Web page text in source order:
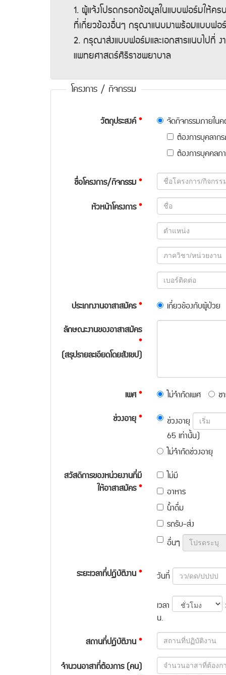
1. ผู้แจ้งโปรดกรอกข้อมูลในแบบฟอร์มให้ค
ที่เกี่ยวข้องอื่นๆ กรุณาแนบมาพร้อมแบบฟ
2. กรุณาส่งแบบฟอร์มและเอกสารแนบไป
แพทยศาสตร์ศิริราชพยาบาล
โครงการ / กิจกรรม
วัตถุประสงค์*
จัดกิจกรรมภายใน
ต้องการบุคลาก
ต้องการบุคคล
ชื่อโครงการ/กิจกรรม*
หัวหน้าโครงการ*
ประเภทงานอาสาสมัคร*
เกี่ยวข้องกับผู้ป่วย
ลักษณะงานของอาสาสมัคร
*
(สรุปรายละเอียดโดยสังเขป)
เพศ* ไม่จำกัดเพศ
ช
ช่วงอายุ*
ช่วงอายุ
65 เท่านั้น)
ไม่จำกัดช่วงอายุ
สวัสดิการของหน่วยงานที่มี
ให้อาสาสมัคร*
ไม่มี
อาหาร
น้ำดื่ม
รถรับ-ส่ง
อื่นๆ
ระยะเวลาที่ปฏิบัติงาน* วันที่
เวลา
น.
สถานที่ปฏิบัติงาน*
จำนวนอาสาที่ต้องการ (คน)